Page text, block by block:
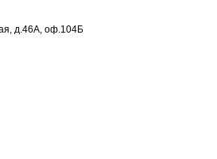
д.46А, оф.104Б